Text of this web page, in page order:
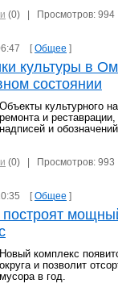
(0) | Просмотров: 994
[Общее ]
культуры в
состоянии
Объекты культурного
ремонта и
надписей и
(0) | Просмотров: 993
[Общее ]
Новый комплекс
округа и позволит
мусора в год.